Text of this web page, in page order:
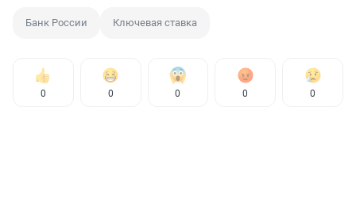
Банк России Ключевая ставка
0 0 0 0 0